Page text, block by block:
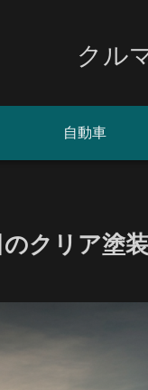
クル
自動車
クリア塗